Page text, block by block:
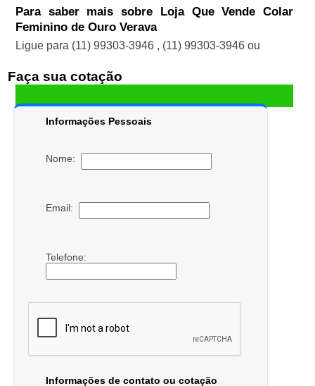
Para saber mais sobre Loja Que Vende Colar
Feminino de Ouro Verava
Ligue para (11) 99303-3946 , (11) 99303-3946 ou
Faça sua cotação
Informações Pessoais
Nome:
Email:
Telefone:
Informações de contato ou cotação